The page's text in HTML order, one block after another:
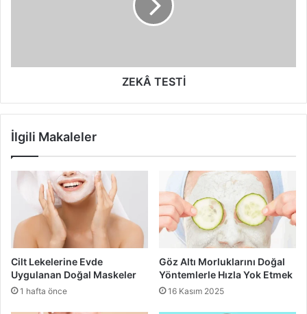
ZEKÂ TESTİ
İlgili Makaleler
Cilt Lekelerine Evde
Uygulanan Doğal Maskeler
1 hafta önce
Göz Altı Morluklarını Doğal
Yöntemlerle Hızla Yok Etmek
16 Kasım 2025